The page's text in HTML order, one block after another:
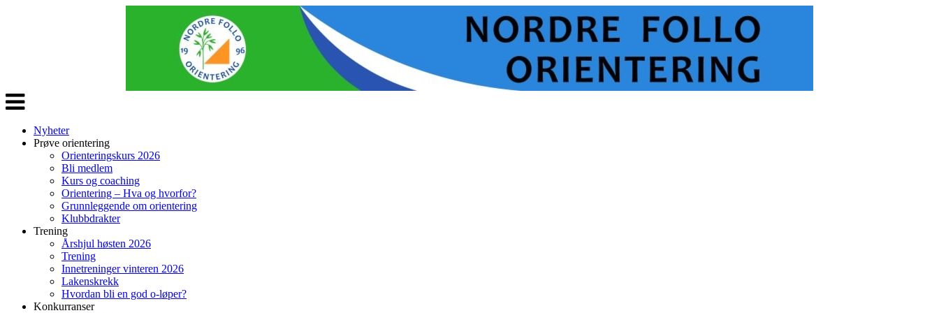
Veksle
navigasjon
Nyheter
Prøve orientering
Orienteringskurs 2026
Bli medlem
Kurs og coaching
Orientering – Hva og hvorfor?
Grunnleggende om orientering
Klubbdrakter
Trening
Årshjul høsten 2026
Trening
Innetreninger vinteren 2026
Lakenskrekk
Hvordan bli en god o-løper?
Konkurranser